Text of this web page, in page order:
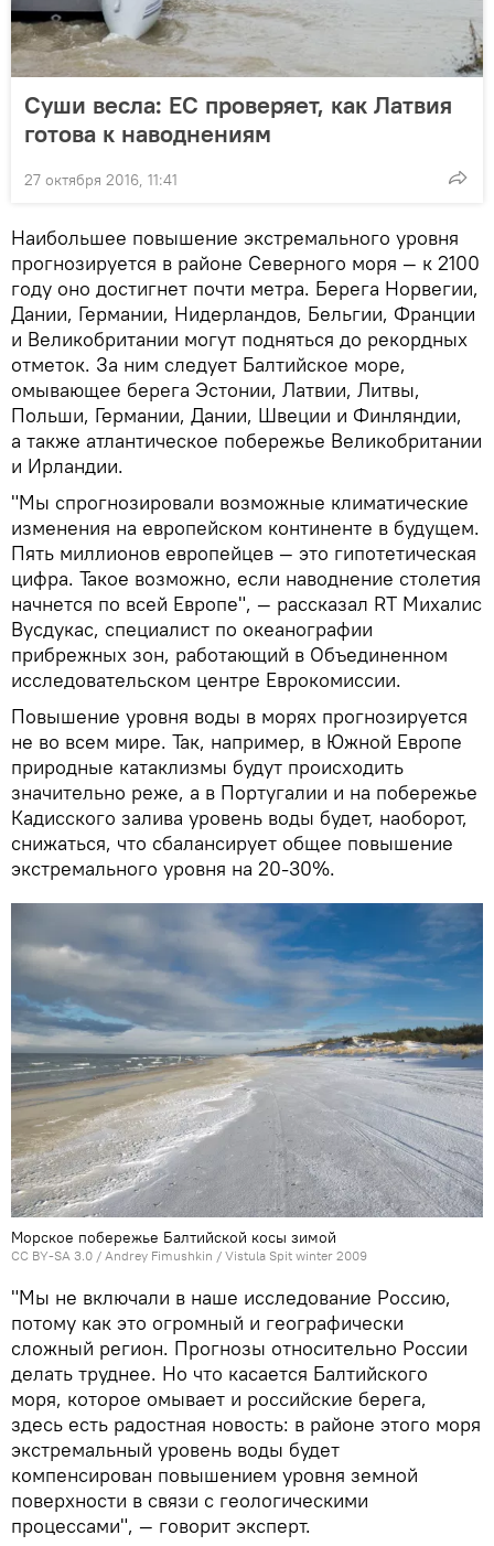
Суши весла: ЕС проверяет, как Латвия
готова к наводнениям
27 октября 2016, 11:41
Наибольшее повышение экстремального уровня
прогнозируется в районе Северного моря — к 2100
году оно достигнет почти метра. Берега Норвегии,
Дании, Германии, Нидерландов, Бельгии, Франции
и Великобритании могут подняться до рекордных
отметок. За ним следует Балтийское море,
омывающее берега Эстонии, Латвии, Литвы,
Польши, Германии, Дании, Швеции и Финляндии,
а также атлантическое побережье Великобритании
и Ирландии.
"Мы спрогнозировали возможные климатические
изменения на европейском континенте в будущем.
Пять миллионов европейцев — это гипотетическая
цифра. Такое возможно, если наводнение столетия
начнется по всей Европе", — рассказал RT Михалис
Вусдукас, специалист по океанографии
прибрежных зон, работающий в Объединенном
исследовательском центре Еврокомиссии.
Повышение уровня воды в морях прогнозируется
не во всем мире. Так, например, в Южной Европе
природные катаклизмы будут происходить
значительно реже, а в Португалии и на побережье
Кадисского залива уровень воды будет, наоборот,
снижаться, что сбалансирует общее повышение
экстремального уровня на 20-30%.
Морское побережье Балтийской косы зимой
CC BY-SA 3.0 / Andrey Fimushkin / Vistula Spit winter 2009
"Мы не включали в наше исследование Россию,
потому как это огромный и географически
сложный регион. Прогнозы относительно России
делать труднее. Но что касается Балтийского
моря, которое омывает и российские берега,
здесь есть радостная новость: в районе этого моря
экстремальный уровень воды будет
компенсирован повышением уровня земной
поверхности в связи с геологическими
процессами", — говорит эксперт.